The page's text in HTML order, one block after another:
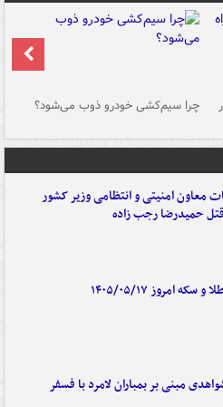
چرا سیم‌کشی خودرو ذوب می‌شود؟
معاون امنیتی و انتظامی وزیر کشور
قتل حمیدرضا رجب زاده
سکه امروز ۱۴۰۵/۰۵/۱۷
مبنی بر بمباران لامرد با فسفر